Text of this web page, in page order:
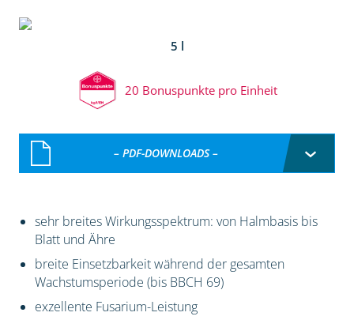
5 l
20 Bonuspunkte pro Einheit
– PDF-DOWNLOADS –
sehr breites Wirkungsspektrum: von Halmbasis bis
Blatt und Ähre
breite Einsetzbarkeit während der gesamten
Wachstumsperiode (bis BBCH 69)
exzellente Fusarium-Leistung